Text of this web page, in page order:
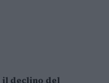
il declino del